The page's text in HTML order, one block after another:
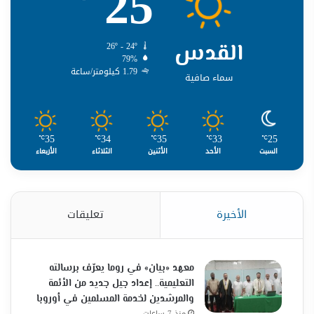
القدس
سماء صافية
26º - 24º
79%
1.79 كيلومتر/ساعة
25
℃
السبت
33
℃
الأحد
35
℃
الأثنين
34
℃
الثلاثاء
35
℃
الأربعاء
الأخيرة تعليقات
معهد «بيان» في روما يعرّف برسالته
التعليمية.. إعداد جيل جديد من الأئمة
والمرشدين لخدمة المسلمين في أوروبا